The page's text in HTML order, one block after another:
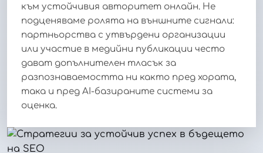
към устойчивия авторитет онлайн. Не
подценяваме ролята на външните сигнали:
партньорства с утвърдени организации
или участие в медийни публикации често
дават допълнителен тласък за
разпознаваемостта ни както пред хората,
така и пред AI-базираните системи за
оценка.